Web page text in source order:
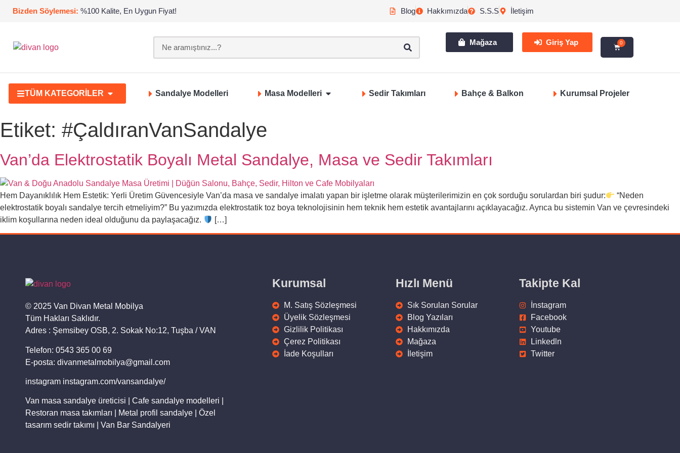
Bizden Söylemesi: %100 Kalite, En Uygun Fiyat! Blog Hakkımızda S.S.S İletişim
Mağaza Giriş Yap 0
TÜM KATEGORİLER Sandalye Modelleri Masa Modelleri Sedir Takımları Bahçe & Balkon Kurumsal Projeler
Etiket: #ÇaldıranVanSandalye
Van’da Elektrostatik Boyalı Metal Sandalye, Masa ve Sedir Takımları
Hem Dayanıklılık Hem Estetik: Yerli Üretim Güvencesiyle Van’da masa ve sandalye imalatı yapan bir işletme olarak müşterilerimizin en çok sorduğu sorulardan biri şudur:
“Neden
elektrostatik boyalı sandalye tercih etmeliyim?” Bu yazımızda elektrostatik toz boya teknolojisinin hem teknik hem estetik avantajlarını açıklayacağız. Ayrıca bu sistemin Van ve çevresindeki
iklim koşullarına neden ideal olduğunu da paylaşacağız.
[…]
© 2025 Van Divan Metal Mobilya
Tüm Hakları Saklıdır.
Adres : Şemsibey OSB, 2. Sokak No:12, Tuşba / VAN
Telefon: 0543 365 00 69
E-posta: divanmetalmobilya@gmail.com
instagram instagram.com/vansandalye/
Van masa sandalye üreticisi | Cafe sandalye modelleri |
Restoran masa takımları | Metal profil sandalye | Özel
tasarım sedir takımı | Van Bar Sandalyeri
Kurumsal
M. Satış Sözleşmesi
Üyelik Sözleşmesi
Gizlilik Politikası
Çerez Politikası
İade Koşulları
Hızlı Menü
Sık Sorulan Sorular
Blog Yazıları
Hakkımızda
Mağaza
İletişim
Takipte Kal
İnstagram
Facebook
Youtube
Linkedln
Twitter